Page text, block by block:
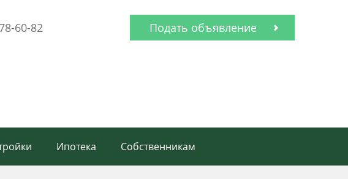
60-82 Подать объявление
Ипотека Собственникам